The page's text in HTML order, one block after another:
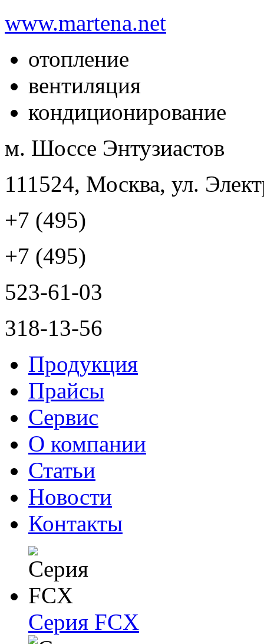
www.martena.net
отопление
вентиляция
кондиционирование
м. Шоссе Энтузиастов
111524, Москва, ул.
+7 (495)
+7 (495)
523-61-03
318-13-56
Продукция
Прайсы
Сервис
О компании
Статьи
Новости
Контакты
Серия FCX